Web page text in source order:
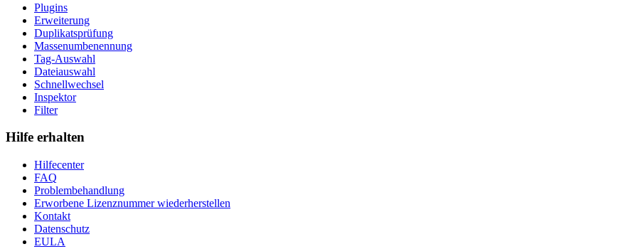
Plugins
Erweiterung
Duplikatsprüfung
Massenumbenennung
Tag-Auswahl
Dateiauswahl
Schnellwechsel
Inspektor
Filter
Hilfe erhalten
Hilfecenter
FAQ
Problembehandlung
Erworbene Lizenznummer wiederherstellen
Kontakt
Datenschutz
EULA